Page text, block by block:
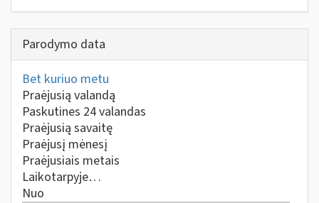
Parodymo data
Bet kuriuo metu
Praėjusią valandą
Paskutines 24 valandas
Praėjusią savaitę
Praėjusį mėnesį
Praėjusiais metais
Laikotarpyje…
Nuo